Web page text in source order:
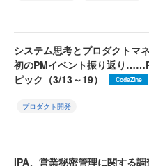
システム思考とプロダクトマ
初のPMイベント振り返り
ピック（3/13～19）
CodeZine
プロダクト開発
IPA、営業秘密管理に関する